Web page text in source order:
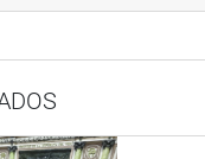
por el Ejecutivo.